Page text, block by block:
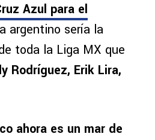
Azul para el
argentino sería la
toda la Liga MX que
Rodríguez, Erik Lira,
ahora es un mar de